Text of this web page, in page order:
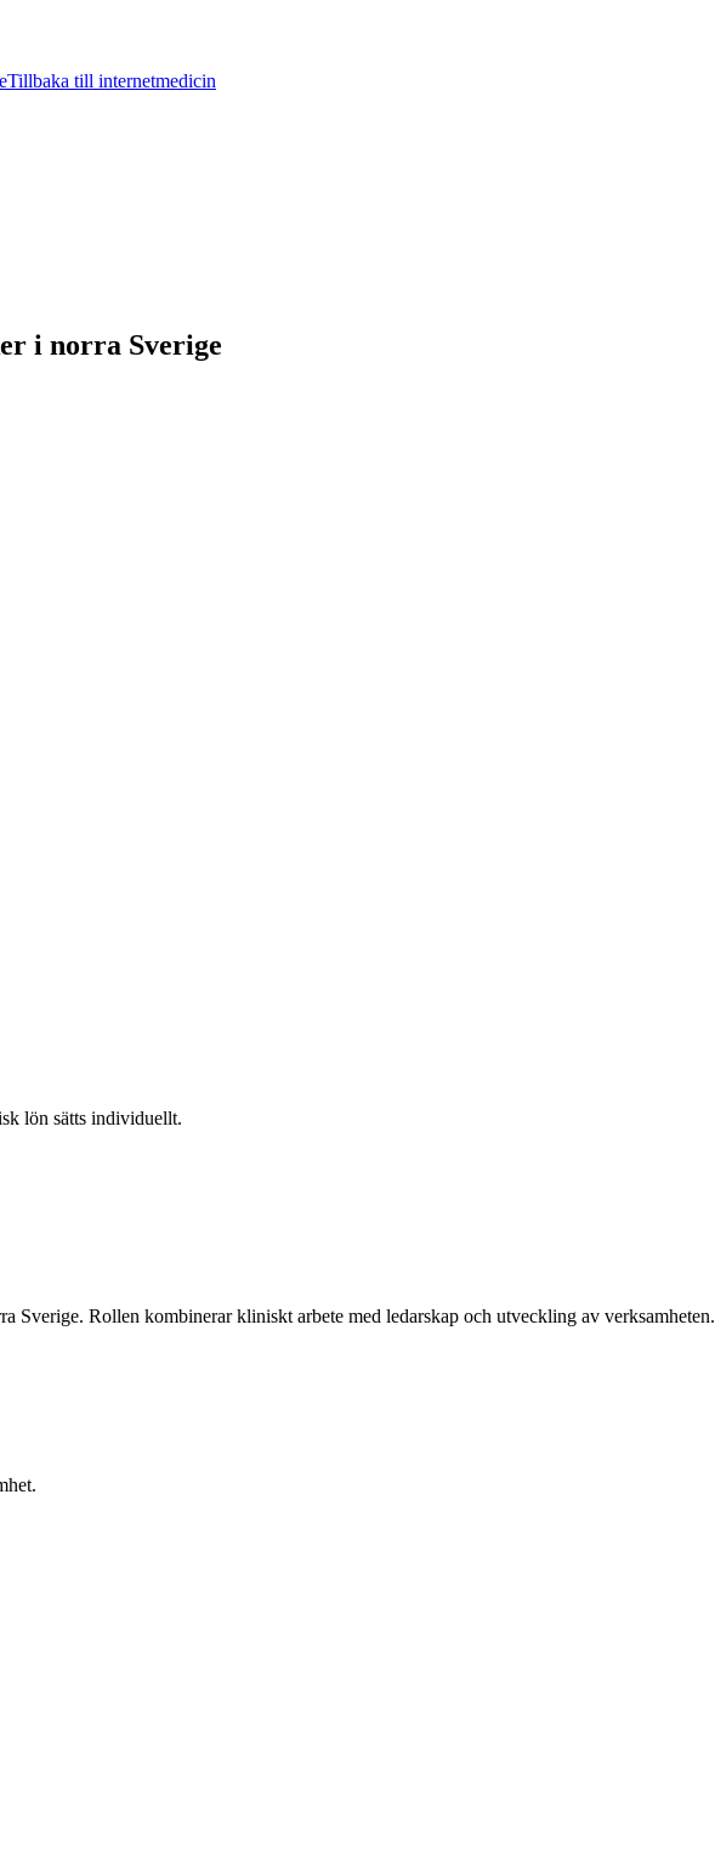
Tillbaka till internetmedicin
i norra Sverige
lön sätts individuellt.
Rollen kombinerar kliniskt arbete med ledarskap och utveckling av verksamheten.